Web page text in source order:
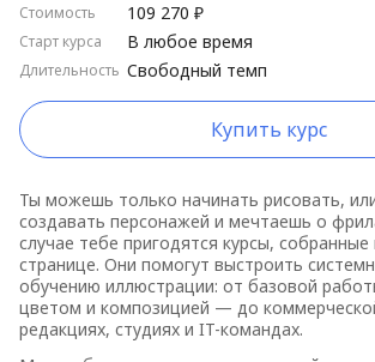
Стоимость
Старт курса
Длительность
109 270 ₽
Свободный темп
В любое время
Купить курс
Ты можешь только начинать рисовать,
создавать персонажей и мечтаешь о
случае тебе пригодятся курсы, собранные
странице. Они помогут выстроить
обучению иллюстрации: от базовой
цветом и композицией — до
редакциях, студиях и IT-командах.